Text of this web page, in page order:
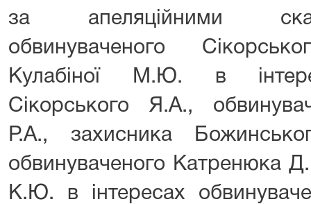
за апеляційними
обвинуваченого
Кулабіної М.Ю. в
Сікорського Я.А.,
Р.А., захисника
обвинуваченого Катренюка
К.Ю. в інтересах